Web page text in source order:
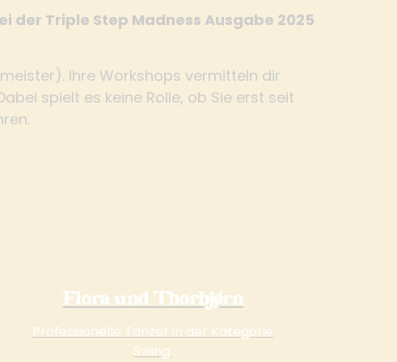
der Triple Step Madness Ausgabe 2025
Ihre Workshops vermitteln dir
spielt es keine Rolle, ob Sie erst seit
Flora und Thorbjørn
Professionelle Tänzer in der Kategorie
Swing.